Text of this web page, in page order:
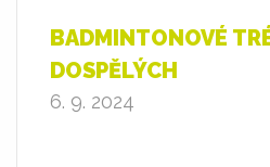
BADMINTONOVÉ
DOSPĚLÝCH
6. 9. 2024